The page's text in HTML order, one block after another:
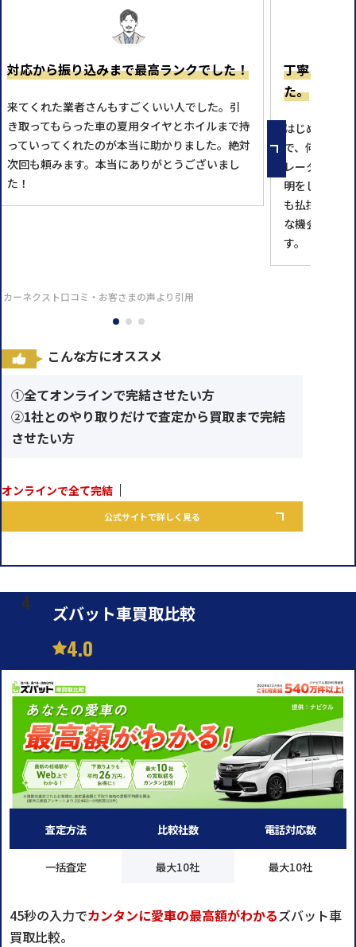
対応から振り込みまで最高ランクでした！
来てくれた業者さんもすごくいい人でした。引
き取ってもらった車の夏用タイヤとホイルまで持
っていってくれたのが本当に助かりました。絶対
次回も頼みます。本当にありがとうございまし
た！
丁寧に理解
た。
はじめての
で、何回も問
レータの方
明をして下さ
も払拭し、本
な機会があれ
す。
ーネクスト口コミ・お客さまの声より引用
こんな方にオススメ
①全てオンラインで完結させたい方
②1社とのやり取りだけで査定から買取まで完結
させたい方
オンラインで全て完結
公式サイトで詳しく見る
ズバット車買取比較
4.0
査定方法
一括査定
比較社数
最大10社
電話対応数
最大10社
45秒の入力でカンタンに愛車の最高額がわかるズバット車
買取比較。